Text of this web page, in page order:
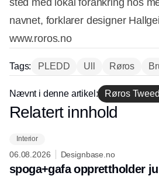
navnet, forklarer designer
www.roros.no
Tags: PLEDD Ull Røros
Nævnt i denne artikel: Røros
Annonce
Relatert innhold
Interior
06.08.2026 Designbase.no
spoga+gafa opprettholder